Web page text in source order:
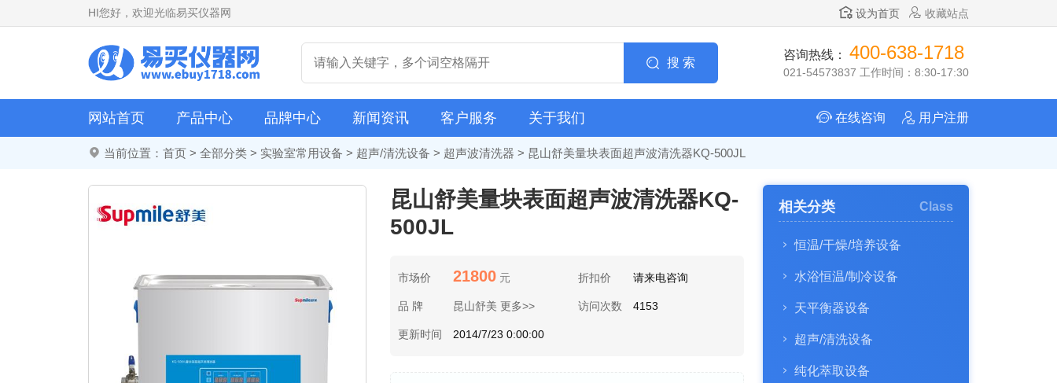
HI您好，欢迎光临易买仪器网 设为首页 收藏站点
搜 索
咨询热线： 400-638-1718
021-54573837 工作时间：8:30-17:30
网站首页 产品中心 品牌中心 新闻资讯 客户服务 关于我们 在线咨询 用户注册
当前位置： 首页 > 全部分类 > 实验室常用设备 > 超声/清洗设备 > 超声波清洗器 > 昆山舒美量块表面超声波清洗器KQ-500JL
昆山舒美量块表面超声波清洗器KQ-
500JL
市场价 21800元 折扣价 请来电咨询
品 牌 昆山舒美 更多>> 访问次数 4153
更新时间 2014/7/23 0:00:00
相关分类 Class
恒温/干燥/培养设备
水浴恒温/制冷设备
天平衡器设备
超声/清洗设备
纯化萃取设备